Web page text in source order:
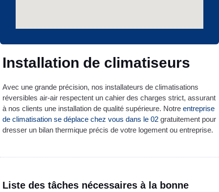
Installation de climatiseurs
Avec une grande précision, nos installateurs de climatisations
réversibles air-air respectent un cahier des charges strict, assurant
à nos clients une installation de qualité supérieure. Notre entreprise
de climatisation se déplace chez vous dans le 02 gratuitement pour
dresser un bilan thermique précis de votre logement ou entreprise.
Liste des tâches nécessaires à la bonne